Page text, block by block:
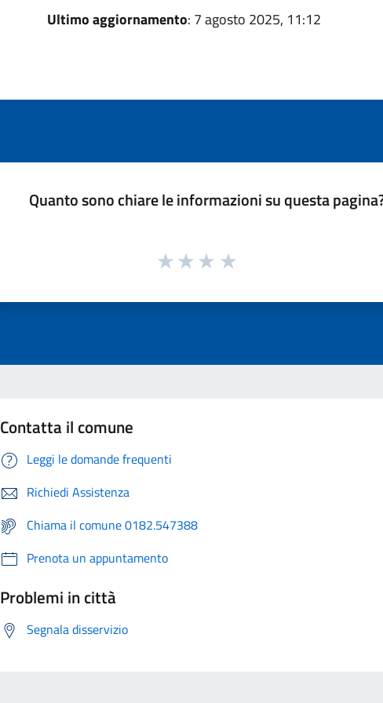
Ultimo aggiornamento: 7 agosto 2025, 11:12
Quanto sono chiare le informazioni su questa
Contatta il comune
Leggi le domande frequenti
Richiedi Assistenza
Chiama il comune 0182.547388
Prenota un appuntamento
Problemi in città
Segnala disservizio